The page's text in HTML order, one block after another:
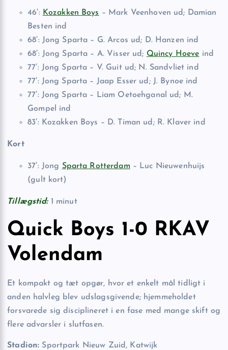
46′: Kozakken Boys – Mark Veenhoven ud; Damian
Besten ind
68′: Jong Sparta – G. Arcos ud; D. Hanzen ind
68′: Jong Sparta – A. Visser ud; Quincy Hoeve ind
77′: Jong Sparta – V. Guit ud; N. Sandvliet ind
77′: Jong Sparta – Jaap Esser ud; J. Bynoe ind
77′: Jong Sparta – Liam Oetoehganal ud; M.
Gompel ind
83′: Kozakken Boys – D. Timan ud; R. Klaver ind
Kort
37′: Jong Sparta Rotterdam – Luc Nieuwenhuijs
(gult kort)
Tillægstid:1 minut
Quick Boys 1-0 RKAV
Volendam
Et kompakt og tæt opgør, hvor et enkelt mål tidligt i
anden halvleg blev udslagsgivende; hjemmeholdet
forsvarede sig disciplineret i en fase med mange skift og
flere advarsler i slutfasen.
Stadion: Sportpark Nieuw Zuid, Katwijk